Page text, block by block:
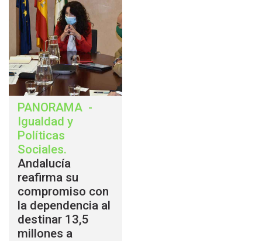
PANORAMA -
Igualdad y
Políticas
Sociales.
Andalucía
reafirma su
compromiso con
la dependencia al
destinar 13,5
millones a